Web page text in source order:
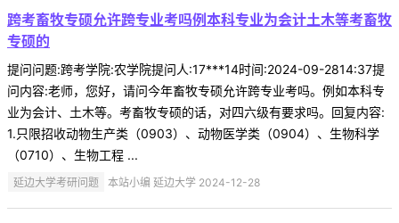
跨考畜牧专硕允许跨专业考吗例本科专业为会计土木等考畜牧
专硕的
提问问题:跨考学院:农学院提问人:17***14时间:2024-09-2814:37提
问内容:老师，您好，请问今年畜牧专硕允许跨专业考吗。例如本科专
业为会计、土木等。考畜牧专硕的话，对四六级有要求吗。回复内容:
1.只限招收动物生产类（0903）、动物医学类（0904）、生物科学
（0710）、生物工程 ...
延边大学考研问题 本站小编 延边大学 2024-12-28